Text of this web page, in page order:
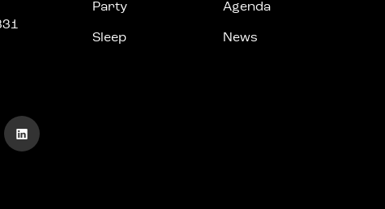
Party
Sleep
Agenda
News
Aller
sur
notre